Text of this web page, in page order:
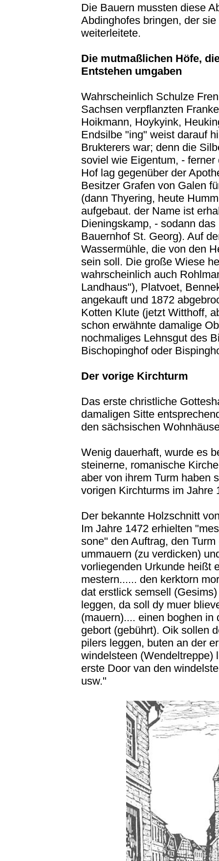
Die Bauern mussten diese
Abdinghofes bringen, der
weiterleitete.
Die mutmaßlichen Höfe,
Entstehen umgaben
Wahrscheinlich Schulze
Sachsen verpflanzten
Hoikmann, Hoykyink,
Endsilbe "ing" weist darauf
Brukterers war; denn die
soviel wie Eigentum, -
Hof lag gegenüber der
Besitzer Grafen von Galen
(dann Thyering, heute
aufgebaut. der Name ist
Dieningskamp, - sodann
Bauernhof St. Georg). Auf
Wassermühle, die von den
sein soll. Die große Wiese
wahrscheinlich auch
Landhaus"), Platvoet,
angekauft und 1872
Kotten Klute (jetzt Witthoff,
schon erwähnte damalige
nochmaliges Lehnsgut des
Bischopinghof oder
Der vorige Kirchturm
Das erste christliche
damaligen Sitte
den sächsischen
Wenig dauerhaft, wurde es
steinerne, romanische
aber von ihrem Turm haben
vorigen Kirchturms im Jahre
Der bekannte Holzschnitt
Im Jahre 1472 erhielten
sone" den Auftrag, den
ummauern (zu verdicken)
vorliegenden Urkunde heißt
mestern...... den kerktorn
dat erstlick semsell
leggen, da soll dy muer
(mauern).... einen boghen
gebort (gebührt). Oik sollen
pilers leggen, buten an der
windelsteen (Wendeltreppe)
erste Door van den
usw."